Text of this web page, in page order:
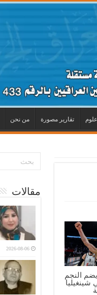
تقارير مصورة من نحن
النجم
شينغيليا
مقالات
2026-08-06